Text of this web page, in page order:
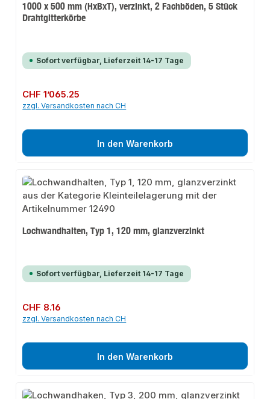
1000 x 500 mm (HxBxT), verzinkt, 2 Fachböden, 5 Stück
Drahtgitterkörbe
Sofort verfügbar, Lieferzeit 14-17 Tage
Regulärer Preis:
CHF 1’065.25
zzgl. Versandkosten nach CH
In den Warenkorb
Lochwandhalten, Typ 1, 120 mm, glanzverzinkt
Sofort verfügbar, Lieferzeit 14-17 Tage
Regulärer Preis:
CHF 8.16
zzgl. Versandkosten nach CH
In den Warenkorb